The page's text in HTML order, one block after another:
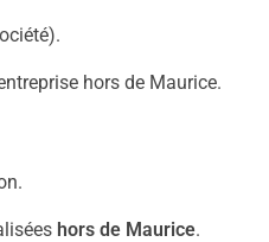
hors de Maurice.
hors de Maurice.